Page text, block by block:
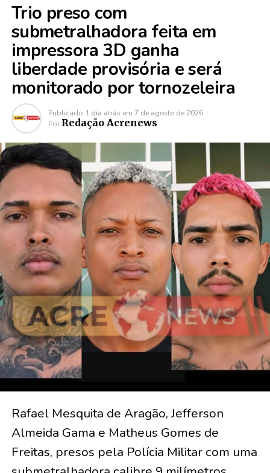
Trio preso com
submetralhadora feita em
impressora 3D ganha
liberdade provisória e será
monitorado por tornozeleira
Publicado 1 dia atrás em 7 de agosto de 2026
Por Redação Acrenews
Rafael Mesquita de Aragão, Jefferson
Almeida Gama e Matheus Gomes de
Freitas, presos pela Polícia Militar com uma